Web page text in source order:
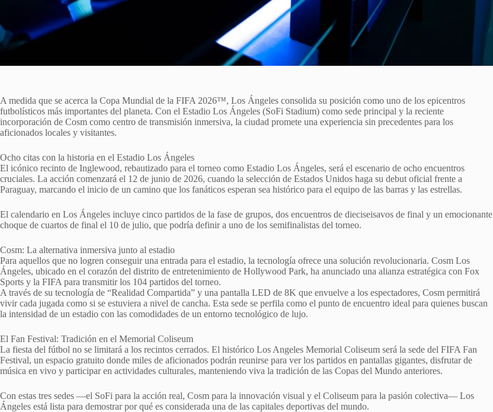
A medida que se acerca la Copa Mundial de la FIFA 2026™, Los Ángeles consolida su posición como uno de los epicentros
futbolísticos más importantes del planeta. Con el Estadio Los Ángeles (SoFi Stadium) como sede principal y la reciente
incorporación de Cosm como centro de transmisión inmersiva, la ciudad promete una experiencia sin precedentes para los
aficionados locales y visitantes.
Ocho citas con la historia en el Estadio Los Ángeles
El icónico recinto de Inglewood, rebautizado para el torneo como Estadio Los Ángeles, será el escenario de ocho encuentros
cruciales. La acción comenzará el 12 de junio de 2026, cuando la selección de Estados Unidos haga su debut oficial frente a
Paraguay, marcando el inicio de un camino que los fanáticos esperan sea histórico para el equipo de las barras y las estrellas.
El calendario en Los Ángeles incluye cinco partidos de la fase de grupos, dos encuentros de dieciseisavos de final y un emocionante
choque de cuartos de final el 10 de julio, que podría definir a uno de los semifinalistas del torneo.
Cosm: La alternativa inmersiva junto al estadio
Para aquellos que no logren conseguir una entrada para el estadio, la tecnología ofrece una solución revolucionaria. Cosm Los
Ángeles, ubicado en el corazón del distrito de entretenimiento de Hollywood Park, ha anunciado una alianza estratégica con Fox
Sports y la FIFA para transmitir los 104 partidos del torneo.
A través de su tecnología de “Realidad Compartida” y una pantalla LED de 8K que envuelve a los espectadores, Cosm permitirá
vivir cada jugada como si se estuviera a nivel de cancha. Esta sede se perfila como el punto de encuentro ideal para quienes buscan
la intensidad de un estadio con las comodidades de un entorno tecnológico de lujo.
El Fan Festival: Tradición en el Memorial Coliseum
La fiesta del fútbol no se limitará a los recintos cerrados. El histórico Los Angeles Memorial Coliseum será la sede del FIFA Fan
Festival, un espacio gratuito donde miles de aficionados podrán reunirse para ver los partidos en pantallas gigantes, disfrutar de
música en vivo y participar en actividades culturales, manteniendo viva la tradición de las Copas del Mundo anteriores.
Con estas tres sedes —el SoFi para la acción real, Cosm para la innovación visual y el Coliseum para la pasión colectiva— Los
Ángeles está lista para demostrar por qué es considerada una de las capitales deportivas del mundo.